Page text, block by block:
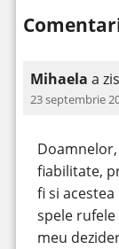
Mihaela a zis
23 septembrie
fiabilitate,
fi si
spele rufele
meu